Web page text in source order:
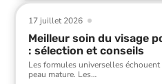
17 juillet 2026
Meilleur soin du visage
: sélection et conseils
Les formules universelles
peau mature. Les…